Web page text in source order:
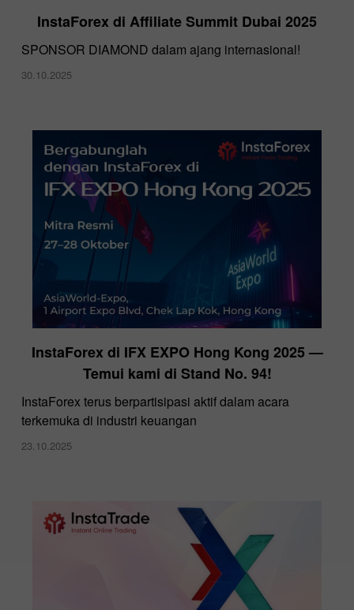
InstaForex di Affiliate Summit Dubai 2025
SPONSOR DIAMOND dalam ajang internasional!
30.10.2025
InstaForex di IFX EXPO Hong Kong 2025 —
Temui kami di Stand No. 94!
InstaForex terus berpartisipasi aktif dalam acara
terkemuka di industri keuangan
23.10.2025